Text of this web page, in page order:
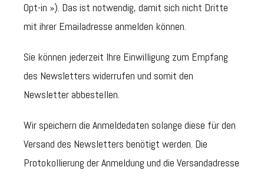
Opt-in »). Das ist notwendig, damit sich nicht Dritte
mit ihrer Emailadresse anmelden können.
Sie können jederzeit Ihre Einwilligung zum Empfang
des Newsletters widerrufen und somit den
Newsletter abbestellen.
Wir speichern die Anmeldedaten solange diese für den
Versand des Newsletters benötigt werden. Die
Protokollierung der Anmeldung und die Versandadresse